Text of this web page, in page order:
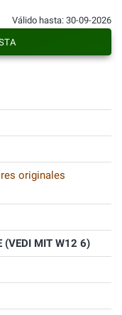
originales
(VEDI MIT W12 6)
Válido hasta: 30-09-2026